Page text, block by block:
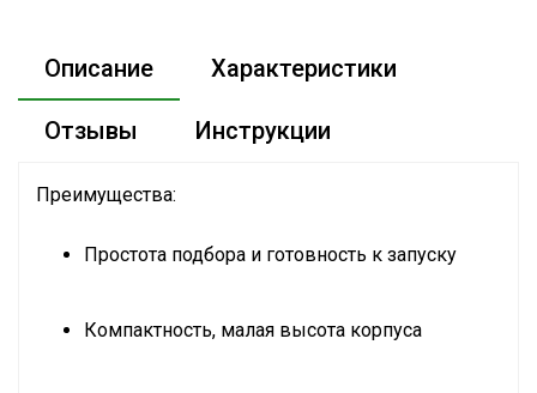
Описание Характеристики
Отзывы Инструкции
Преимущества:
Простота подбора и готовность к запуску
Компактность, малая высота корпуса